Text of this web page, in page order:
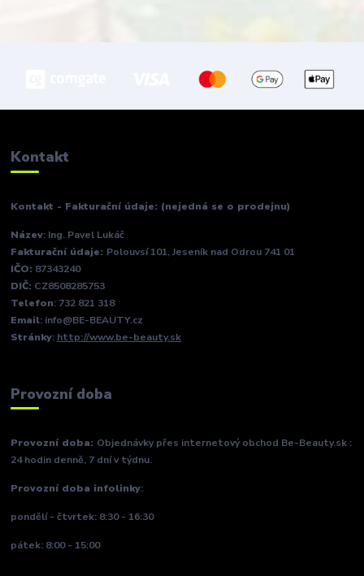
Kontakt
Kontakt - Fakturační údaje: (nejedná se o prodejnu)
Název: Ing. Pavel Lukáč
Fakturační údaje: Polouvsí 101, Jeseník nad Odrou 741 01
IČO: 87343240
DIČ: CZ8508285753
Telefon: 732 821 318
Email: info@BE-BEAUTY.cz
Stránky: http://www.be-beauty.sk
Provozní doba
Provozní doba: Objednávky přes internetový obchod Be-Beauty.sk :
24 hodin denně, 7 dní v týdnu.
Provozní doba infolinky:
pondělí - čtvrtek: 8:30 - 16:30
pátek: 8:00 - 15:00